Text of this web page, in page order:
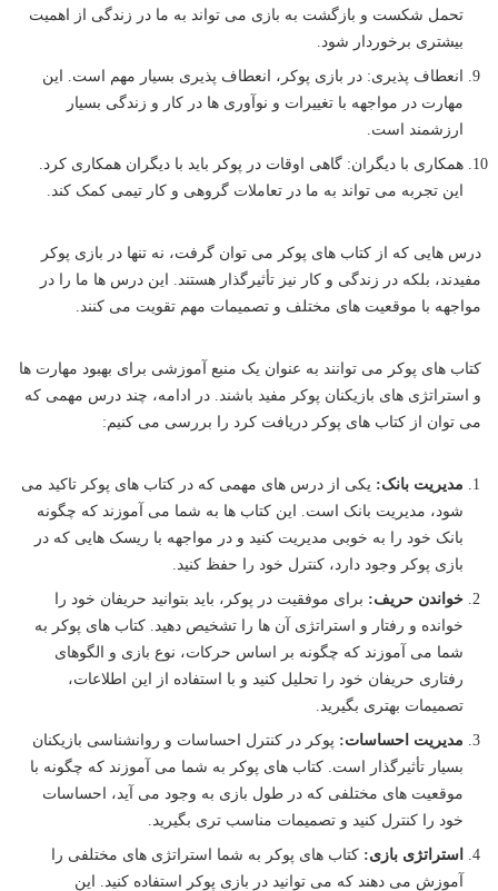
تحمل شکست و بازگشت به بازی می تواند به ما در زندگی از اهمیت
بیشتری برخوردار شود.
انعطاف پذیری: در بازی پوکر، انعطاف پذیری بسیار مهم است. این
مهارت در مواجهه با تغییرات و نوآوری ها در کار و زندگی بسیار
ارزشمند است.
همکاری با دیگران: گاهی اوقات در پوکر باید با دیگران همکاری کرد.
این تجربه می تواند به ما در تعاملات گروهی و کار تیمی کمک کند.
درس هایی که از کتاب های پوکر می توان گرفت، نه تنها در بازی پوکر
مفیدند، بلکه در زندگی و کار نیز تأثیرگذار هستند. این درس ها ما را در
مواجهه با موقعیت های مختلف و تصمیمات مهم تقویت می کنند.
کتاب های پوکر می توانند به عنوان یک منبع آموزشی برای بهبود مهارت ها
و استراتژی های بازیکنان پوکر مفید باشند. در ادامه، چند درس مهمی که
می توان از کتاب های پوکر دریافت کرد را بررسی می کنیم:
مدیریت بانک: یکی از درس های مهمی که در کتاب های پوکر تاکید می
شود، مدیریت بانک است. این کتاب ها به شما می آموزند که چگونه
بانک خود را به خوبی مدیریت کنید و در مواجهه با ریسک هایی که در
بازی پوکر وجود دارد، کنترل خود را حفظ کنید.
خواندن حریف: برای موفقیت در پوکر، باید بتوانید حریفان خود را
خوانده و رفتار و استراتژی آن ها را تشخیص دهید. کتاب های پوکر به
شما می آموزند که چگونه بر اساس حرکات، نوع بازی و الگوهای
رفتاری حریفان خود را تحلیل کنید و با استفاده از این اطلاعات،
تصمیمات بهتری بگیرید.
مدیریت احساسات: پوکر در کنترل احساسات و روانشناسی بازیکنان
بسیار تأثیرگذار است. کتاب های پوکر به شما می آموزند که چگونه با
موقعیت های مختلفی که در طول بازی به وجود می آید، احساسات
خود را کنترل کنید و تصمیمات مناسب تری بگیرید.
استراتژی بازی: کتاب های پوکر به شما استراتژی های مختلفی را
آموزش می دهند که می توانید در بازی پوکر استفاده کنید. این